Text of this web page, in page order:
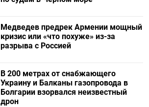
Медведев предрек Армении мощный
кризис или «что похуже» из-за
разрыва с Россией
В 200 метрах от снабжающего
Украину и Балканы газопровода в
Болгарии взорвался неизвестный
дрон